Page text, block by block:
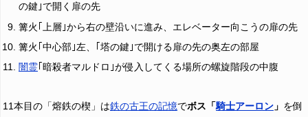
の鍵｣で開く扉の先
篝火｢上層｣から右の壁沿いに進み、エレベーター向こうの扉の先
篝火｢中心部｣左、｢塔の鍵｣で開ける扉の先の奥左の部屋
闇霊 ｢暗殺者マルドロ｣が侵入してくる場所の螺旋階段の中腹
11本目の「熔鉄の楔」は鉄の古王の記憶でボス「騎士アーロン 」 を倒